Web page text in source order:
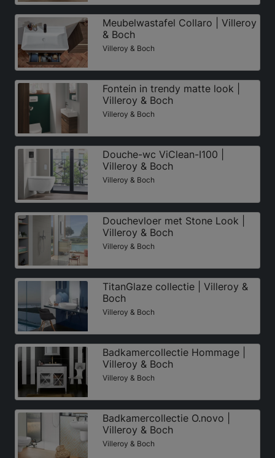
Meubelwastafel Collaro | Villeroy
& Boch
Villeroy & Boch
Fontein in trendy matte look |
Villeroy & Boch
Villeroy & Boch
Douche-wc ViClean-I100 |
Villeroy & Boch
Villeroy & Boch
Douchevloer met Stone Look |
Villeroy & Boch
Villeroy & Boch
TitanGlaze collectie | Villeroy &
Boch
Villeroy & Boch
Badkamercollectie Hommage |
Villeroy & Boch
Villeroy & Boch
Badkamercollectie O.novo |
Villeroy & Boch
Villeroy & Boch